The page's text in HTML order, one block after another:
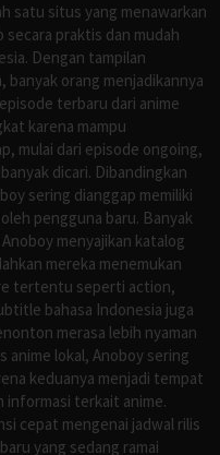
satu situs yang menawarkan
praktis dan mudah
Dengan tampilan
orang menjadikannya
terbaru dari anime
karena mampu
mulai dari episode ongoing,
dicari. Dibandingkan
sering dianggap memiliki
pengguna baru. Banyak
menyajikan katalog
mereka menemukan
tertentu seperti action,
bahasa Indonesia juga
merasa lebih nyaman
anime lokal, Anoboy sering
keduanya menjadi tempat
informasi terkait anime.
cepat mengenai jadwal rilis
yang sedang ramai